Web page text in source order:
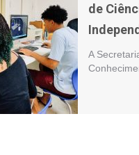
de
A